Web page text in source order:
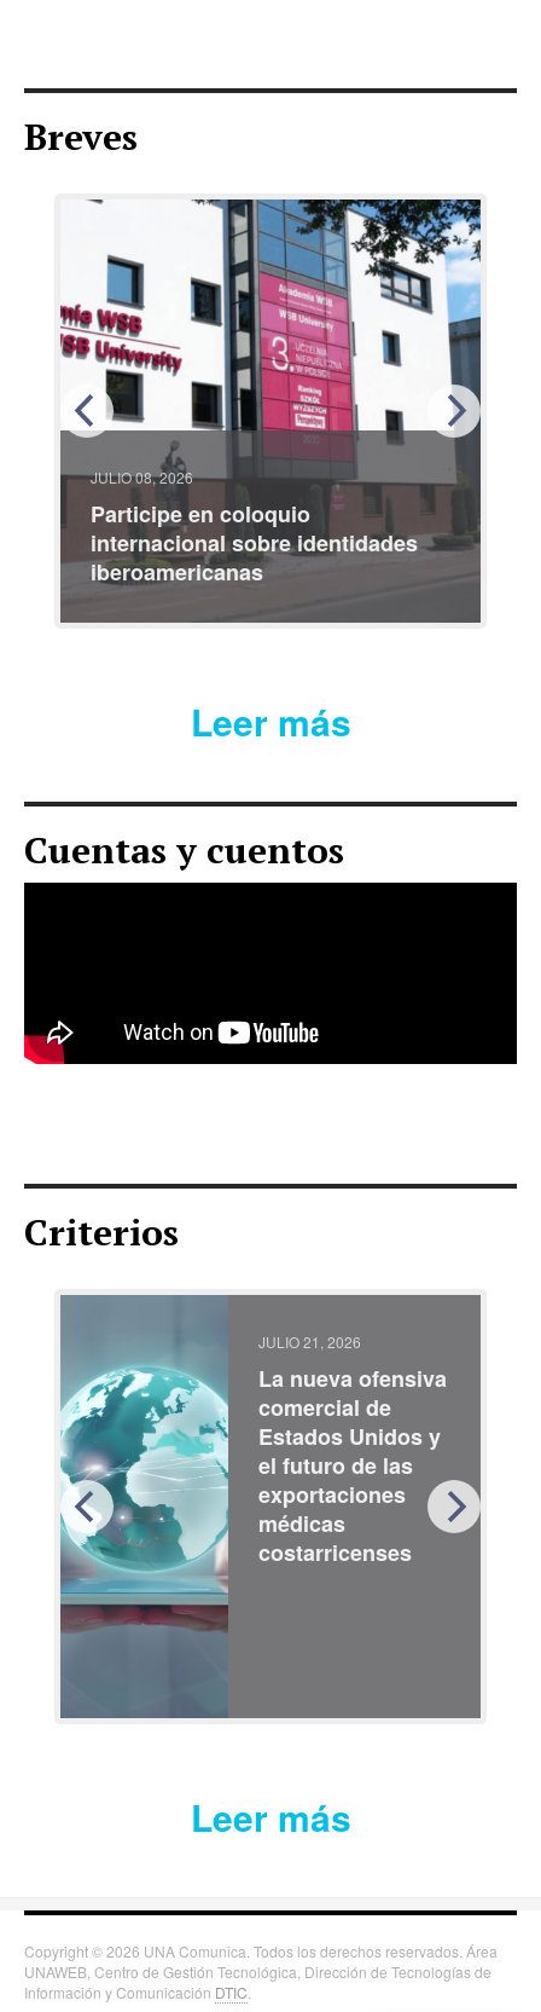
Breves
JULIO 08, 2026
Participe en coloquio
internacional sobre identidades
iberoamericanas
Leer más
Cuentas y cuentos
Criterios
JULIO 21, 2026
La nueva ofensiva
comercial de
Estados Unidos y
el futuro de las
exportaciones
médicas
costarricenses
Leer más
Copyright © 2026 UNA Comunica. Todos los derechos reservados. Área
UNAWEB, Centro de Gestión Tecnológica, Dirección de Tecnologías de
Información y Comunicación DTIC